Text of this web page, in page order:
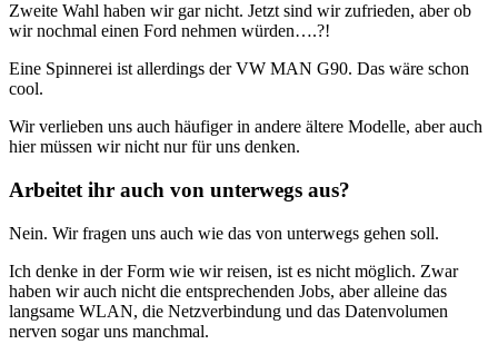
Zweite Wahl haben wir gar nicht. Jetzt sind wir zufrieden, aber ob
wir nochmal einen Ford nehmen würden….?!
Eine Spinnerei ist allerdings der VW MAN G90. Das wäre schon
cool.
Wir verlieben uns auch häufiger in andere ältere Modelle, aber auch
hier müssen wir nicht nur für uns denken.
Arbeitet ihr auch von unterwegs aus?
Nein. Wir fragen uns auch wie das von unterwegs gehen soll.
Ich denke in der Form wie wir reisen, ist es nicht möglich. Zwar
haben wir auch nicht die entsprechenden Jobs, aber alleine das
langsame WLAN, die Netzverbindung und das Datenvolumen
nerven sogar uns manchmal.